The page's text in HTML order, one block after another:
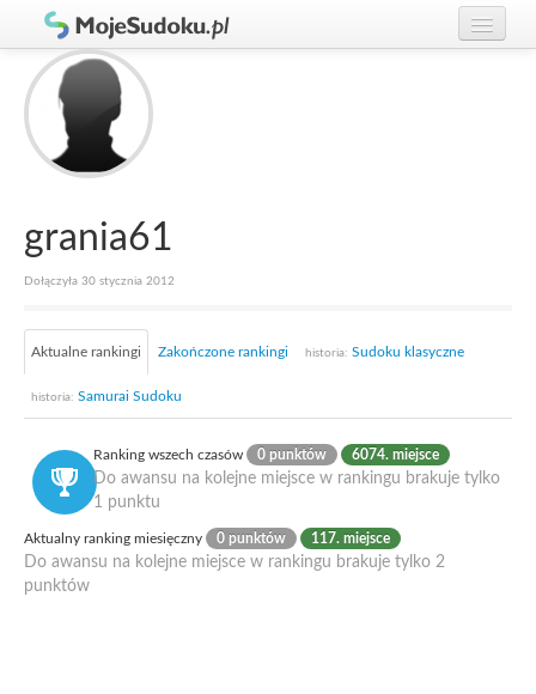
Graj w Sudoku!
Zasady Sudoku
Rankingi
grania61
Dołączyła 30 stycznia 2012
Aktualne rankingi Zakończone rankingi historia: Sudoku klasyczne
historia: Samurai Sudoku
Ranking wszech czasów 0 punktów 6074. miejsce
Do awansu na kolejne miejsce w rankingu brakuje tylko
1 punktu
Aktualny ranking miesięczny 0 punktów 117. miejsce
Do awansu na kolejne miejsce w rankingu brakuje tylko 2
punktów